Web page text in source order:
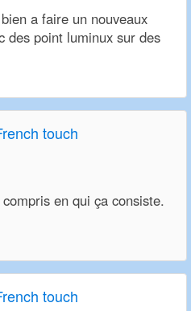
a faire un nouveaux
des point luminux sur des
touch
en qui ça consiste.
touch